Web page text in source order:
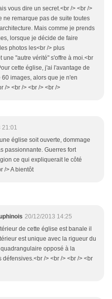
vous dire un secret.<br /> <br />
remarque pas de suite toutes
Mais comme je prends
lorsque je décide de faire
photos les<br /> plus
une "autre vérité" s'offre à moi.<br
cette église, j'ai l'avantage de
images, alors que je n'en
/> <br /> <br /> <br />
église soit ouverte, dommage
passionnante. Guerres fort
ce qui expliquerait le côté
/> A bientôt
20/12/2013 14:25
de cette église est banale il
est unique avec la rigueur du
opposé à la
défensives.<br /> <br /> <br /> <br